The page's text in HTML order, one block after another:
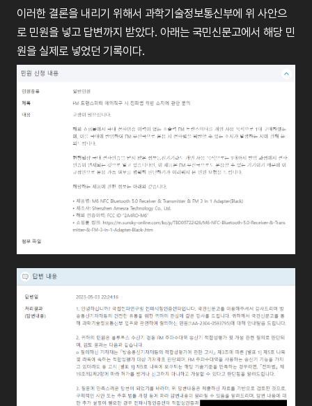
이러한 결론을 내리기 위해서 과학기술정보통신부에 위 사안으
로 민원을 넣고 답변까지 받았다. 아래는 국민신문고에서 해당 민
원을 실제로 넣었던 기록이다.